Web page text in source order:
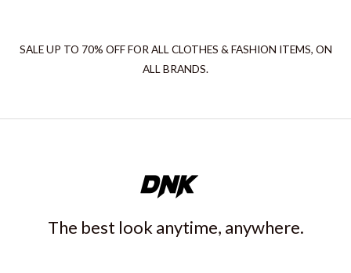
SALE UP TO 70% OFF FOR ALL CLOTHES & FASHION ITEMS, ON
ALL BRANDS.
The best look anytime, anywhere.